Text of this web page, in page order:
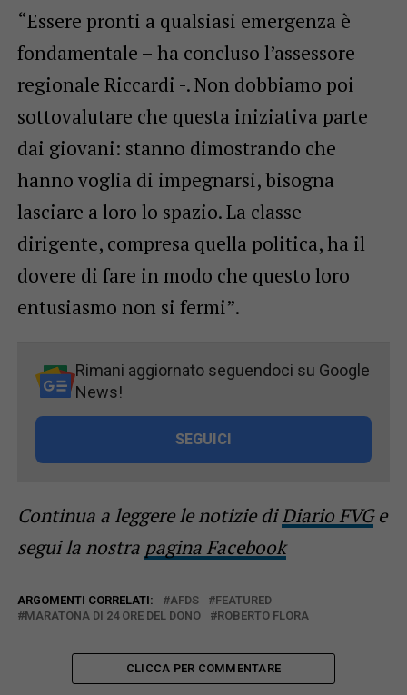
“Essere pronti a qualsiasi emergenza è
fondamentale – ha concluso l’assessore
regionale Riccardi -. Non dobbiamo poi
sottovalutare che questa iniziativa parte
dai giovani: stanno dimostrando che
hanno voglia di impegnarsi, bisogna
lasciare a loro lo spazio. La classe
dirigente, compresa quella politica, ha il
dovere di fare in modo che questo loro
entusiasmo non si fermi”.
Rimani aggiornato seguendoci su Google
News!
SEGUICI
Continua a leggere le notizie diDiario FVGe
segui la nostra pagina Facebook
ARGOMENTI CORRELATI: AFDS
FEATURED
MARATONA DI 24 ORE DEL DONO
ROBERTO FLORA
CLICCA PER COMMENTARE